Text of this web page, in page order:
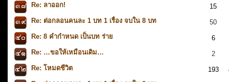
Re: ลาออก!
15
Re: ต่อกลอนคนละ 1 บท 1 เรื่อง จบใน 8 บท
50
Re: 8 คำกำหนด เป็นบท ร่าย
6
Re: …ขอให้เหมือนเดิม…
2
Re: โหมดชีวิต
193